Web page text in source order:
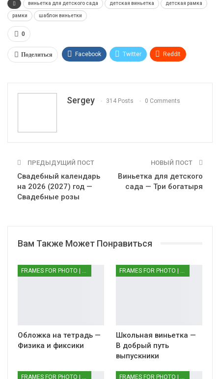
виньетка для детского сада детская виньетка детская рамка
рамки шаблон виньетки
0
Поделиться Facebook Twitter ReddIt
Sergey 314 Posts 0 Comments
ПРЕДЫДУЩИЙ ПОСТ
Свадебный календарь
на 2026 (2027) год —
Свадебные розы
НОВЫЙ ПОСТ
Виньетка для детского
сада — Три богатыря
Вам Также Может Понравиться
Обложка на тетрадь —
Физика и фиксики
Школьная виньетка —
В добрый путь
выпускники
FRAMES FOR PHOTO | РАМКИ ДЛЯ ФОТО FRAMES FOR PHOTO | РАМКИ ДЛЯ ФОТО